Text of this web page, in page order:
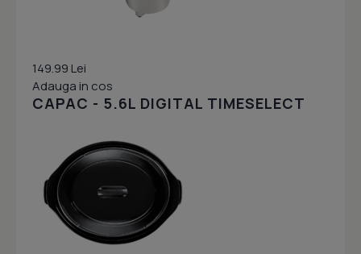
149.99 Lei
Adauga in cos
CAPAC - 5.6L DIGITAL TIMESELECT